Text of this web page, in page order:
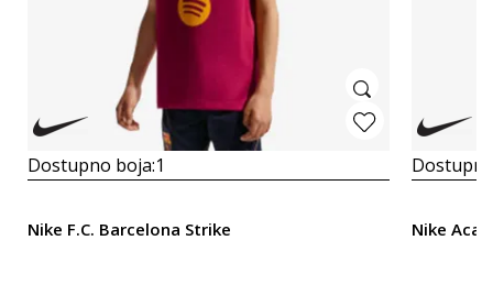
Dostupno boja:1
Nike F.C. Barcelona Strike Nike